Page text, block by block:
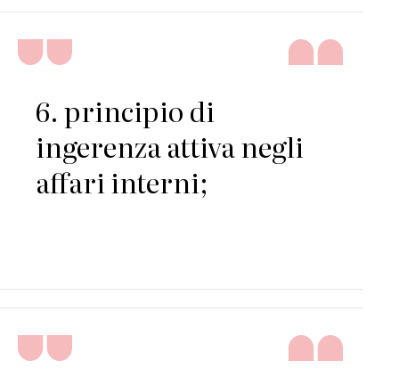
6. principio di
ingerenza attiva negli
affari interni;